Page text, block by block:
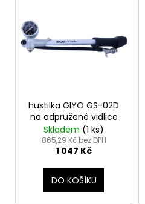
hustilka GIYO GS-02D
na odpružené vidlice
Skladem (1 ks)
865,29 Kč bez DPH
1 047 Kč
DO KOŠÍKU